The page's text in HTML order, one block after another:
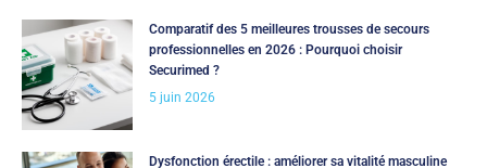
Comparatif des 5 meilleures trousses de secours
professionnelles en 2026 : Pourquoi choisir
Securimed ?
5 juin 2026
Dysfonction érectile : améliorer sa vitalité masculine